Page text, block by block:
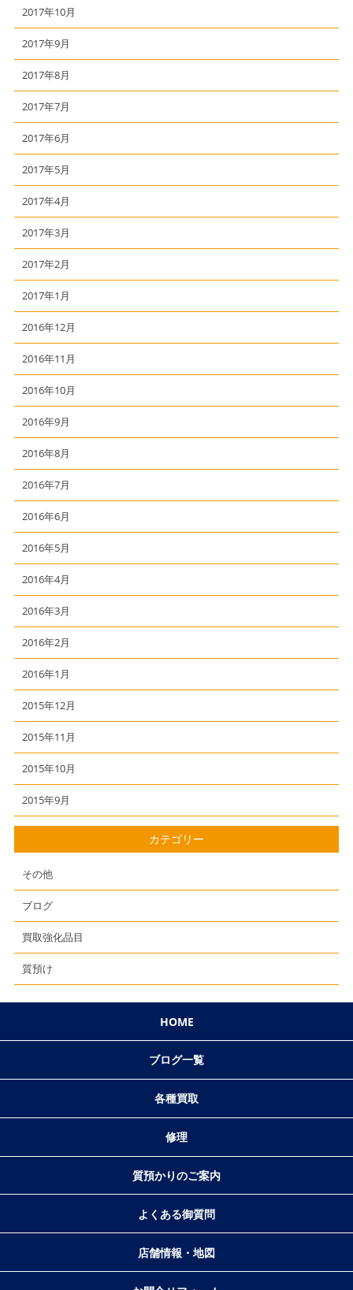
2017年10月
2017年9月
2017年8月
2017年7月
2017年6月
2017年5月
2017年4月
2017年3月
2017年2月
2017年1月
2016年12月
2016年11月
2016年10月
2016年9月
2016年8月
2016年7月
2016年6月
2016年5月
2016年4月
2016年3月
2016年2月
2016年1月
2015年12月
2015年11月
2015年10月
2015年9月
カテゴリー
その他
ブログ
買取強化品目
質預け
HOME
ブログ一覧
各種買取
修理
質預かりのご案内
よくある御質問
店舗情報・地図